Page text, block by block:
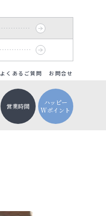
よくあるご質問 お問合せ
営業時間
ハッピー
Wポイント